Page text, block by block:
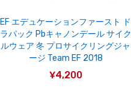
EF エデュケーションファースト ド
ラパック Pbキャノンデール サイク
ルウェア 冬 プロサイクリングジャ
ージ Team EF 2018
¥4,200